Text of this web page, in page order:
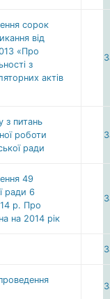
сорок
від
«Про
з
актів
з питань
роботи
ради
49
ради 6
р. Про
на 2014 рік